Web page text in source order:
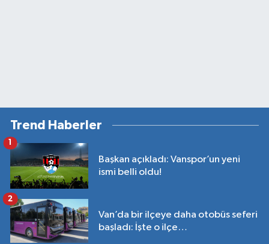
Trend Haberler
Başkan açıkladı: Vanspor’un yeni
ismi belli oldu!
1
Van’da bir ilçeye daha otobüs seferi
başladı: İşte o ilçe…
2